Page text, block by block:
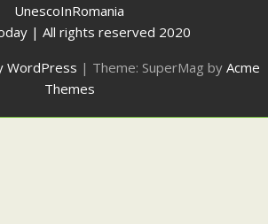
UnescoInRomania
| All rights reserved 2020
WordPress | Theme: SuperMag by Acme
Themes